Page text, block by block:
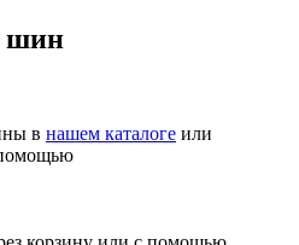
шин
в нашем каталоге или
помощью